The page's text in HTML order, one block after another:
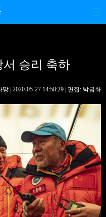
포토
문화
오피니언
승리 축하
망 | 2020-05-27 14:58:29 | 편집: 박금화